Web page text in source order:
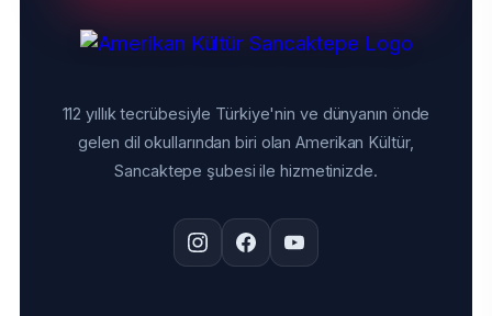
112 yıllık tecrübesiyle Türkiye'nin ve dünyanın önde
gelen dil okullarından biri olan Amerikan Kültür,
Sancaktepe şubesi ile hizmetinizde.